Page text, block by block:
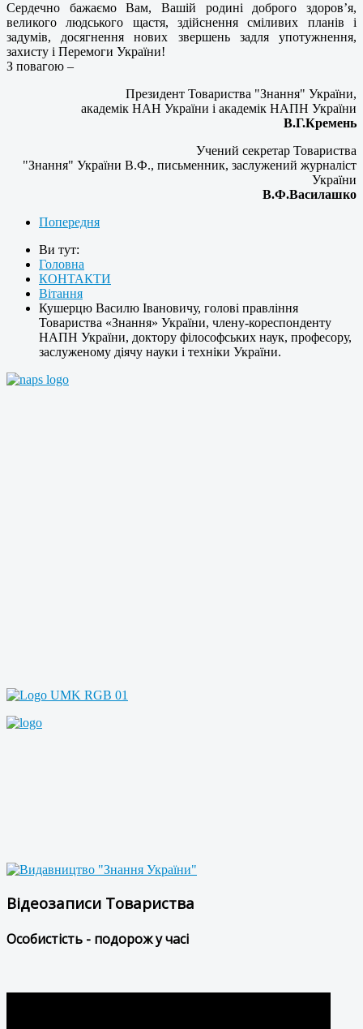
Сердечно бажаємо Вам, Вашій родині доброго здоров’я,
великого людського щастя, здійснення сміливих планів і
задумів, досягнення нових звершень задля употужнення,
захисту і Перемоги України!
З повагою –
Президент Товариства "Знання" України,
академік НАН України і академік НАПН України
В.Г.Кремень
Учений секретар Товариства
"Знання" України В.Ф., письменник, заслужений журналіст
України
В.Ф.Василашко
Попередня
Ви тут:
Головна
КОНТАКТИ
Вітання
Кушерцю Василю Івановичу, голові правління
Товариства «Знання» України, члену-кореспонденту
НАПН України, доктору філософських наук, професору,
заслуженому діячу науки і техніки України.
Відеозаписи Товариства
Особистість - подорож у часі